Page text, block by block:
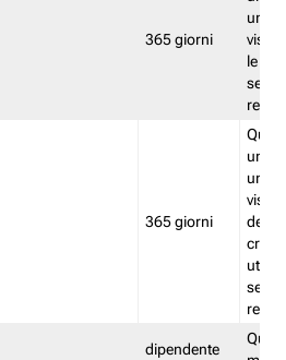
365 giorni
le
365 giorni
un
del
dipendente